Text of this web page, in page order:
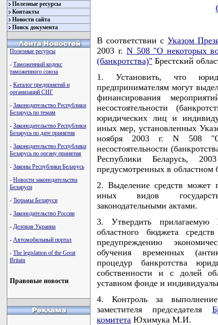
Полезные ресурсы
Контакты
Новости сайта
Поиск документа
Полезные ресурсы
- Таможенный кодекс
таможенного союза
- Каталог предприятий и
организаций СНГ
- Законодательство Республики
Беларусь по темам
- Законодательство Республики
Беларусь по дате принятия
- Законодательство Республики
Беларусь по органу принятия
- Законы Республики Беларусь
- Новости законодательства
Беларуси
- Тюрьмы Беларуси
- Законодательство России
- Деловая Украина
- Автомобильный портал
- The legislation of the Great
Britain
Правовые новости
В соответствии сУказом
2003 г. N 508 "О некоторых
(банкротства)" Брестский
1. Установить, что
предпринимателям могут
финансирования
несостоятельности
юридических лиц и
иных мер, установленных
ноября 2003 г. N 508 "О
несостоятельности
Республики Беларусь,
предусмотренных в областном
2. Выделение средств может
иных видов
законодательными актами.
3. Утвердить
областного бюджета
предупреждению
обучения временных
процедур банкротства
собственности и с долей
уставном фонде и
4. Контроль за
заместителя председателя
комитета Юхимука М.И.